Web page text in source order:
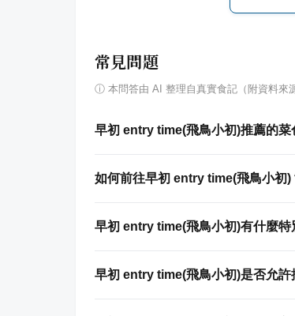
常見問題
ⓘ 本問答由 AI 整理自真實食記（附資料來
早初 entry time(飛鳥小初)推薦的菜
如何前往早初 entry time(飛鳥小初)
早初 entry time(飛鳥小初)有什麼特
早初 entry time(飛鳥小初)是否允許